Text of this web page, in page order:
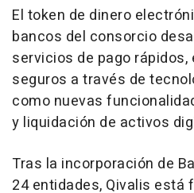
El token de dinero
bancos del consorcio
servicios de pago
seguros a través de
como nuevas
y liquidación de activos
Tras la incorporación de
24 entidades, Qivalis está